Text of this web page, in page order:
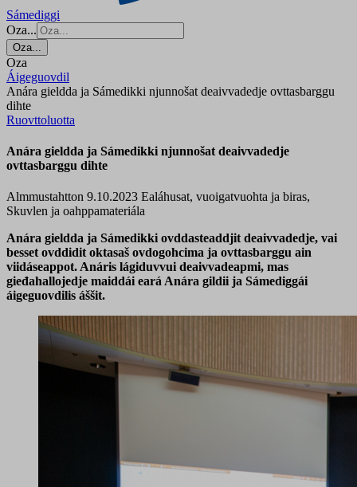
Sámediggi
Oza...
Oza...
Oza
Áigeguovdil
Anára gieldda ja Sámedikki njunnošat deaivvadedje ovttasbarggu
dihte
Ruovttoluotta
Anára gieldda ja Sámedikki njunnošat deaivvadedje
ovttasbarggu dihte
Almmustahtton 9.10.2023 Ealáhusat, vuoigatvuohta ja biras,
Skuvlen ja oahppamateriála
Anára gieldda ja Sámedikki ovddasteaddjit deaivvadedje, vai
besset ovddidit oktasaš ovdogohcima ja ovttasbarggu ain
viidáseappot. Anáris lágiduvvui deaivvadeapmi, mas
gieđahallojedje maiddái eará Anára gildii ja Sámediggái
áigeguovdilis áššit.